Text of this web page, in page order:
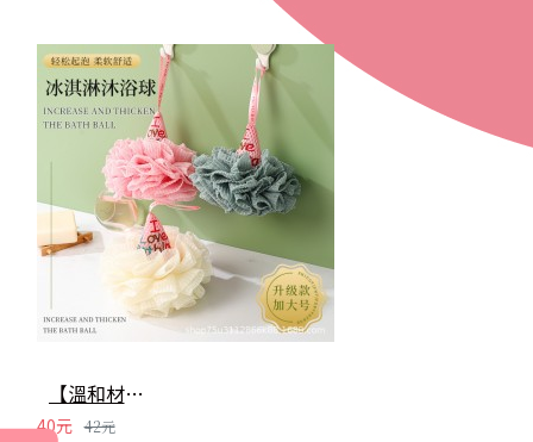
【溫和材質】冰淇淋造型沐浴球 - 不傷膚可愛柔軟洗澡巾
40元 42元